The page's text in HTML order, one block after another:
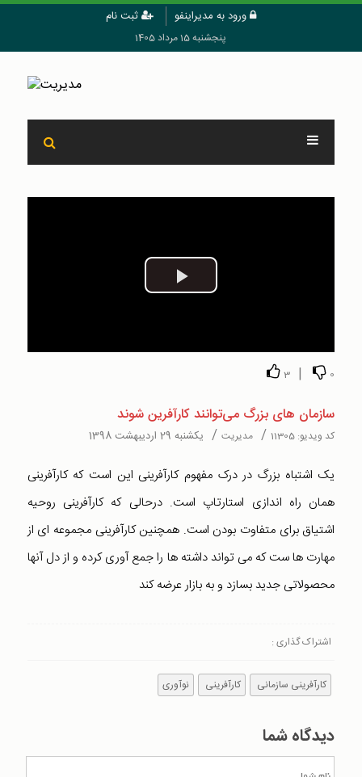
ورود به مدیراینفو ثبت نام
پنجشنبه 15 مرداد 1405
Play
0
|
3
سازمان های بزرگ می‌توانند کارآفرین شوند
کد ویدیو: 11305
/ مدیریت/ یکشنبه 29 اردیبهشت 1398
یک اشتباه بزرگ در درک مفهوم کارآفرینی این است که کارآفرینی
همان راه اندازی استارتاپ است. درحالی که کارآفرینی روحیه
اشتیاق برای متفاوت بودن است. همچنین کارآفرینی مجموعه ای از
مهارت ها ست که می تواند داشته ها را جمع آوری کرده و از دل آنها
محصولاتی جدید بسازد و به بازار عرضه کند
اشتراک گذاری :
کارآفرینی سازمانی کارآفرینی نوآوری
دیدگاه شما